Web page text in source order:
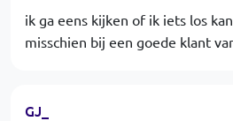
ik ga eens kijken of ik iets los
misschien bij een goede klant
GJ_